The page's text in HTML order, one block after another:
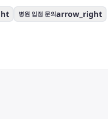
병원 입점 문의arrow_right